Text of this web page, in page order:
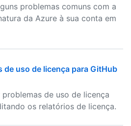
problemas comuns com a
da Azure à sua conta em
de uso de licença para GitHub
de uso de licença
os relatórios de licença.